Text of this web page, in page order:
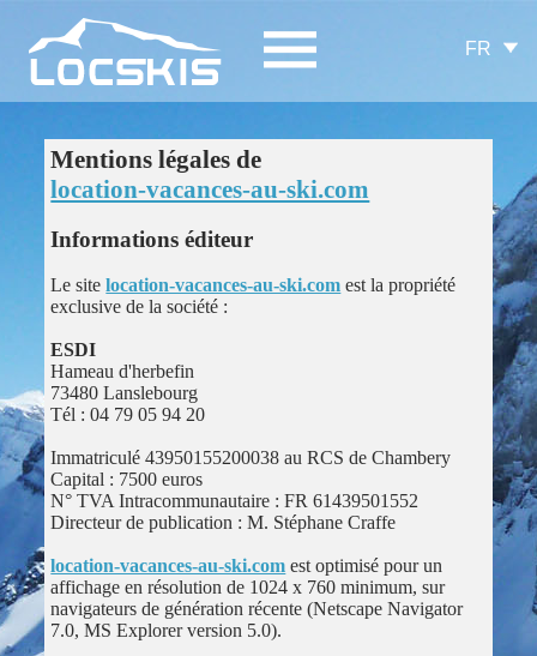
FR
Mentions légales de
location-vacances-au-ski.com
Informations éditeur
Le sitelocation-vacances-au-ski.com est la propriété
exclusive de la société :
ESDI
Hameau d'herbefin
73480 Lanslebourg
Tél : 04 79 05 94 20
Immatriculé 43950155200038 au RCS de Chambery
Capital : 7500 euros
N° TVA Intracommunautaire : FR 61439501552
Directeur de publication : M. Stéphane Craffe
location-vacances-au-ski.com est optimisé pour un
affichage en résolution de 1024 x 760 minimum, sur
navigateurs de génération récente (Netscape Navigator
7.0, MS Explorer version 5.0).